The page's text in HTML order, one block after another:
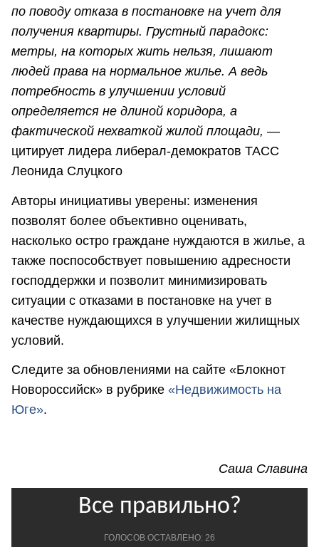
по поводу отказа в постановке на учет для
получения квартиры. Грустный парадокс:
метры, на которых жить нельзя, лишают
людей права на нормальное жилье. А ведь
потребность в улучшении условий
определяется не длиной коридора, а
фактической нехваткой жилой площади, —
цитирует лидера либерал-демократов ТАСС
Леонида Слуцкого
Авторы инициативы уверены: изменения
позволят более объективно оценивать,
насколько остро граждане нуждаются в жилье, а
также поспособствует повышению адресности
господдержки и позволит минимизировать
ситуации с отказами в постановке на учет в
качестве нуждающихся в улучшении жилищных
условий.
Следите за обновлениями на сайте «Блокнот
Новороссийск» в рубрике «Недвижимость на
Юге».
Саша Славина